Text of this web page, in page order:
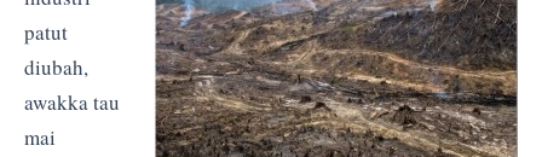
patut
diubah,
awakka tau
mai